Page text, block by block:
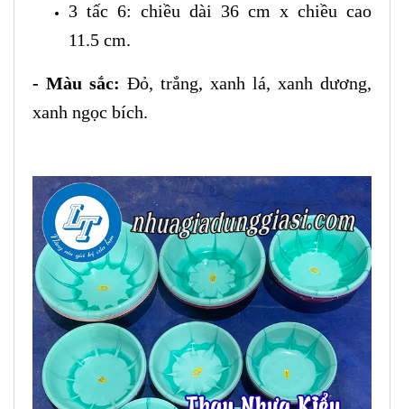
3 tấc 6: chiều dài 36 cm x chiều cao
11.5 cm.
- Màu sắc: Đỏ, trắng, xanh lá, xanh dương,
xanh ngọc bích.